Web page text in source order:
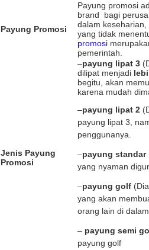
Payung Promosi
Payung promosi
brand bagi
dalam
yang tidak
promosi
pemerintah.
Jenis Payung
Promosi
–payung lipat 3
dilipat menjadi
begitu, akan
karena mudah
–payung lipat 2
payung lipat 3,
penggunanya.
–payung standar
yang nyaman
–payung golf
yang akan
orang lain di
– payung semi
payung golf